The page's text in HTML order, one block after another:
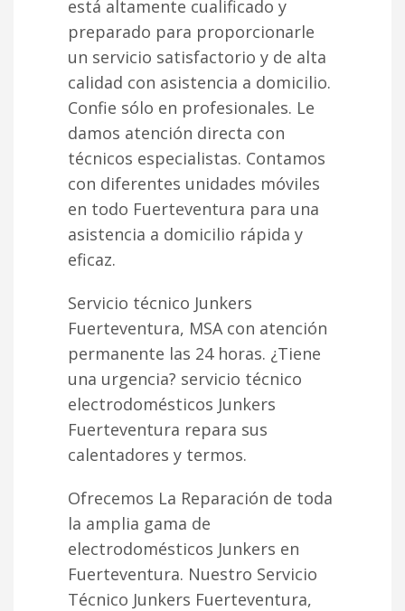
está altamente cualificado y
preparado para proporcionarle
un servicio satisfactorio y de alta
calidad con asistencia a domicilio.
Confie sólo en profesionales. Le
damos atención directa con
técnicos especialistas. Contamos
con diferentes unidades móviles
en todo Fuerteventura para una
asistencia a domicilio rápida y
eficaz.
Servicio técnico Junkers
Fuerteventura, MSA con atención
permanente las 24 horas. ¿Tiene
una urgencia? servicio técnico
electrodomésticos Junkers
Fuerteventura repara sus
calentadores y termos.
Ofrecemos La Reparación de toda
la amplia gama de
electrodomésticos Junkers en
Fuerteventura. Nuestro Servicio
Técnico Junkers Fuerteventura,